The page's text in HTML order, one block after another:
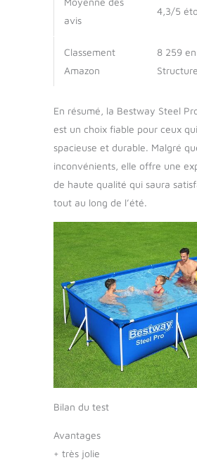
avis
4,3/5
Classement
Amazon
8 259
En résumé, la Bestway Steel
est un choix fiable pour ceux
spacieuse et durable. Malgré
inconvénients, elle offre une
de haute qualité qui saura
tout au long de l’été.
Bilan du test
Avantages
+ très jolie